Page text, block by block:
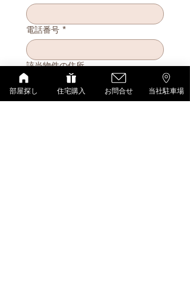
電話番号 *
該当物件の住所
備考
部屋探し 住宅購入 お問合せ 当社駐車場